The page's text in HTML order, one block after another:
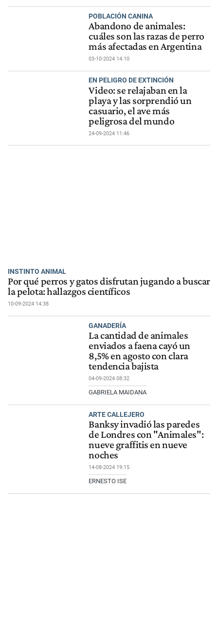
POBLACIÓN CANINA
Abandono de animales:
cuáles son las razas de perro
más afectadas en Argentina
03-10-2024 14:10
EN PELIGRO DE EXTINCIÓN
Video: se relajaban en la
playa y las sorprendió un
casuario, el ave más
peligrosa del mundo
24-09-2024 11:46
INSTINTO ANIMAL
Por qué perros y gatos disfrutan jugando a buscar
la pelota: hallazgos científicos
10-09-2024 14:38
GANADERÍA
La cantidad de animales
enviados a faena cayó un
8,5% en agosto con clara
tendencia bajista
04-09-2024 08:32
GABRIELA MAIDANA
ARTE CALLEJERO
Banksy invadió las paredes
de Londres con "Animales":
nueve graffitis en nueve
noches
14-08-2024 19:15
ERNESTO ISE